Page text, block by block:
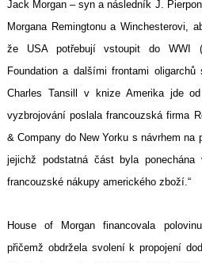
Jack Morgan – syn a následník J.
Morgana Remingtonu a Winchesterovi,
že USA potřebují vstoupit do WWI
Foundation a dalšími frontami
Charles Tansill v knize Amerika jde
vyzbrojování poslala francouzská firma
& Company do New Yorku s návrhem na
jejichž podstatná část byla
francouzské nákupy amerického zboží.“
House of Morgan financovala
přičemž obdržela svolení k propojení